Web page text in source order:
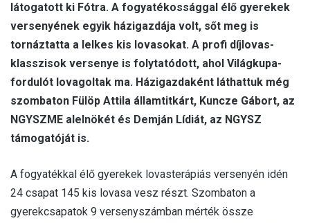
i
l
látogatott ki Fótra. A fogyatékossággal élő gyerekek
versenyének egyik házigazdája volt, sőt meg is
tornáztatta a lelkes kis lovasokat. A profi díjlovas-
klasszisok versenye is folytatódott, ahol Világkupa-
fordulót lovagoltak ma. Házigazdaként láthattuk még
szombaton Fülöp Attila államtitkárt, Kuncze Gábort, az
NGYSZME alelnökét és Demján Lídiát, az NGYSZ
támogatóját is.
A fogyatékkal élő gyerekek lovasterápiás versenyén idén
24 csapat 145 kis lovasa vesz részt. Szombaton a
gyerekcsapatok 9 versenyszámban mérték össze